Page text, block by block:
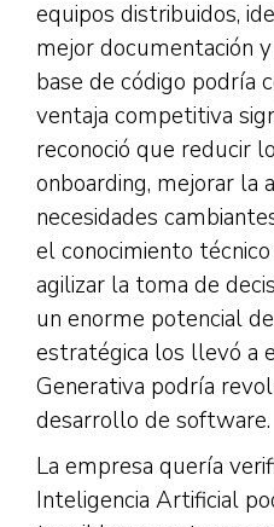
equipos distribuidos,
mejor documentación
base de código podría
ventaja competitiva
reconoció que reducir
onboarding, mejorar la
necesidades
el conocimiento
agilizar la toma de
un enorme potencial
estratégica los llevó a
Generativa podría
desarrollo de software.
La empresa quería
Inteligencia Artificial